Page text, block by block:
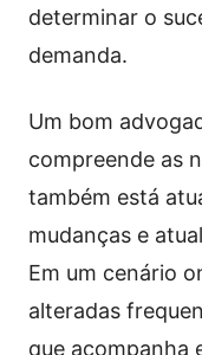
determinar o
demanda.
Um bom
compreende as
também está
mudanças e
Em um cenário
alteradas
que acompanha